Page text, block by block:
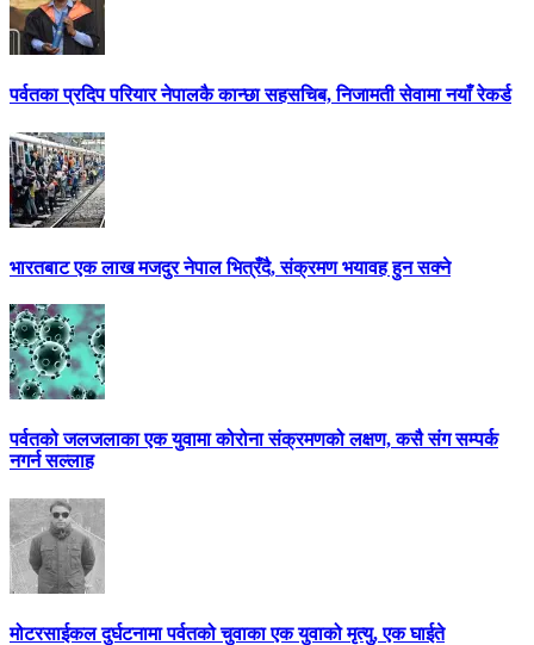
पर्वतका प्रदिप परियार नेपालकै कान्छा सहसचिब, निजामती सेवामा नयाँ रेकर्ड
भारतबाट एक लाख मजदुर नेपाल भित्रँदै, संक्रमण भयावह हुन सक्ने
पर्वतको जलजलाका एक युवामा कोरोना संक्रमणको लक्षण, कसै संग सम्पर्क
नगर्न सल्लाह
मोटरसाईकल दुर्घटनामा पर्वतको चुवाका एक युवाको मृत्यु, एक घाईते